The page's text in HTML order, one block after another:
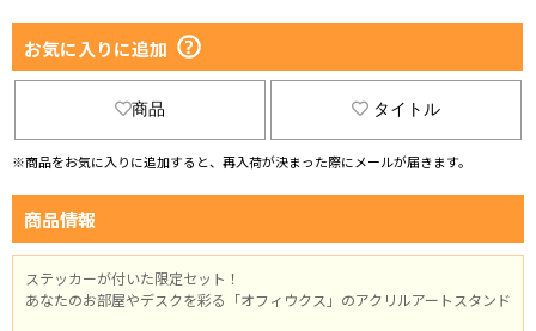
お気に入りに追加
商品 タイトル
※商品をお気に入りに追加すると、再入荷が決まった際にメールが届きます。
商品情報
ステッカーが付いた限定セット！
あなたのお部屋やデスクを彩る「オフィウクス」のアクリルアートスタンド